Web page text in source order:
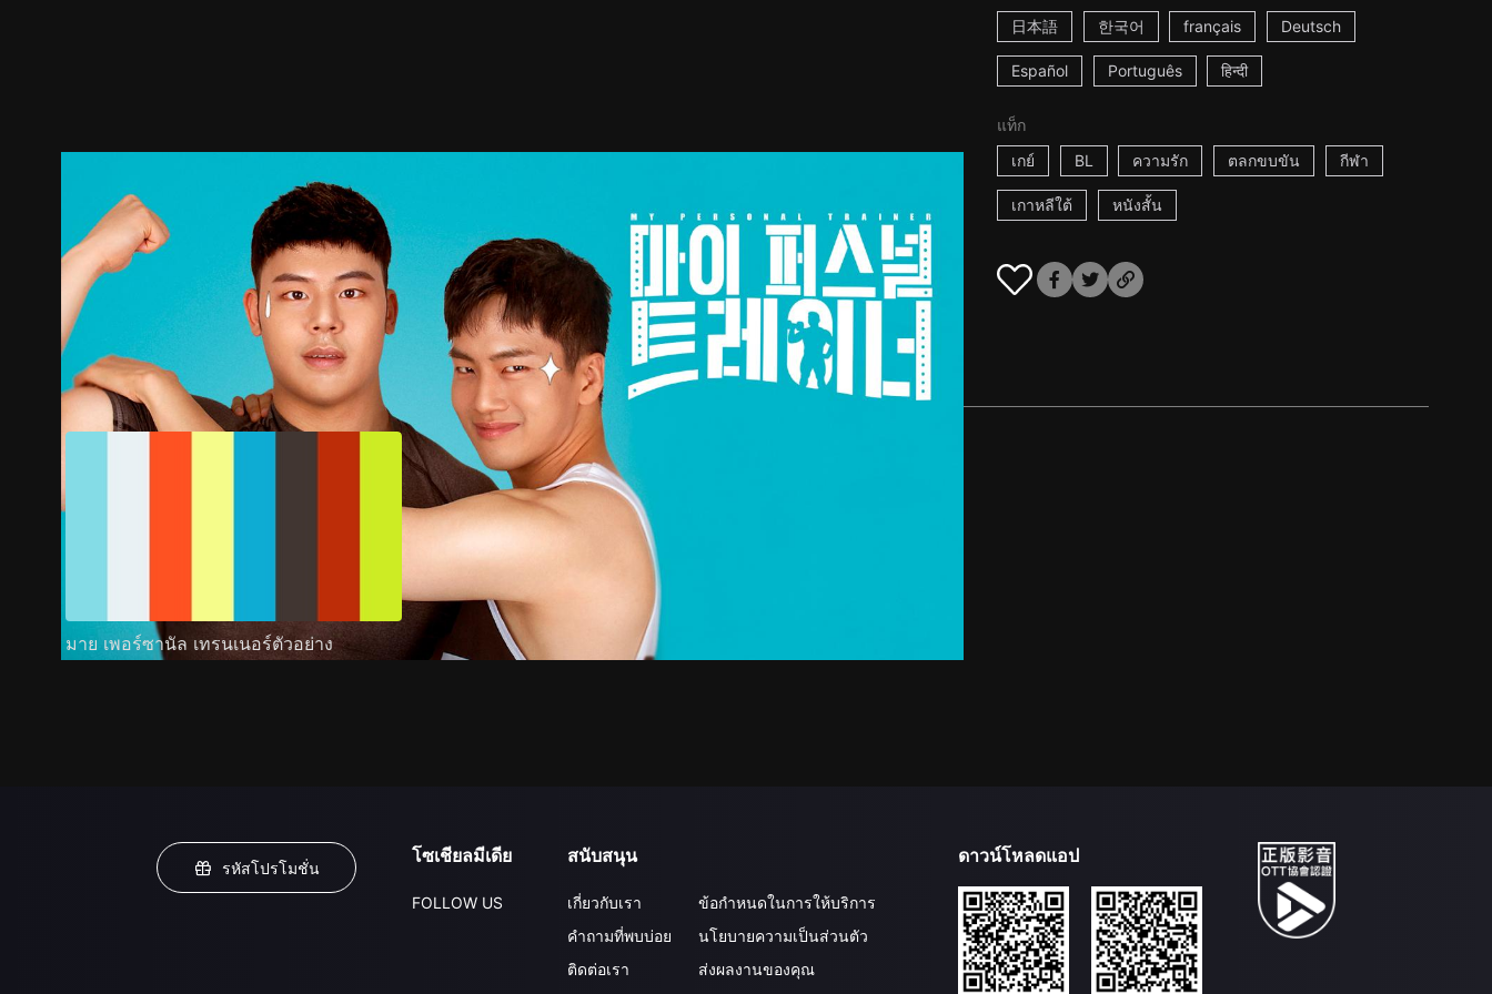
日本語 한국어 français Deutsch
Español Português हिन्दी
แท็ก
เกย์
BL ความรัก ตลกขบขัน กีฬา
เกาหลีใต้ หนังสั้น
ตัวอย่าง ภาพนิ่ง เนื้อหาที่แนะนำ รายละเอียด
มาย เพอร์ซานัล เทรนเนอร์ตัวอย่าง
รหัสโปรโมชั่น
โซเชียลมีเดีย
FOLLOW US
สนับสนุน
เกี่ยวกับเรา
คำถามที่พบบ่อย
ติดต่อเรา
ข้อกำหนดในการให้บริการ
นโยบายความเป็นส่วนตัว
ส่งผลงานของคุณ
ดาวน์โหลดแอป